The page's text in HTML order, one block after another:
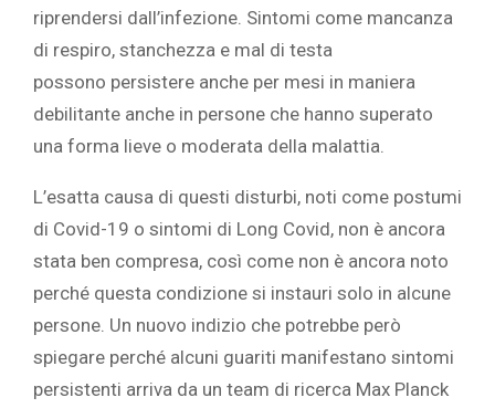
riprendersi dall’infezione. Sintomi come mancanza
di respiro, stanchezza e mal di testa
possono persistere anche per mesi in maniera
debilitante anche in persone che hanno superato
una forma lieve o moderata della malattia.
L’esatta causa di questi disturbi, noti come postumi
di Covid-19 o sintomi di Long Covid, non è ancora
stata ben compresa, così come non è ancora noto
perché questa condizione si instauri solo in alcune
persone. Un nuovo indizio che potrebbe però
spiegare perché alcuni guariti manifestano sintomi
persistenti arriva da un team di ricerca Max Planck